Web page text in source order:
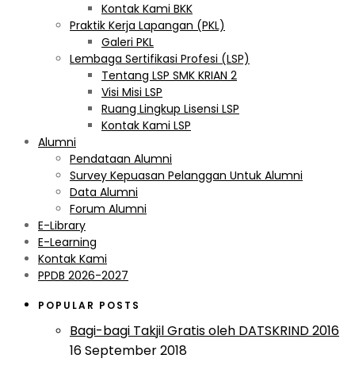
Kontak Kami BKK
Praktik Kerja Lapangan (PKL)
Galeri PKL
Lembaga Sertifikasi Profesi (LSP)
Tentang LSP SMK KRIAN 2
Visi Misi LSP
Ruang Lingkup Lisensi LSP
Kontak Kami LSP
Alumni
Pendataan Alumni
Survey Kepuasan Pelanggan Untuk Alumni
Data Alumni
Forum Alumni
E-Library
E-Learning
Kontak Kami
PPDB 2026-2027
POPULAR POSTS
Bagi-bagi Takjil Gratis oleh DATSKRIND 2016
16 September 2018